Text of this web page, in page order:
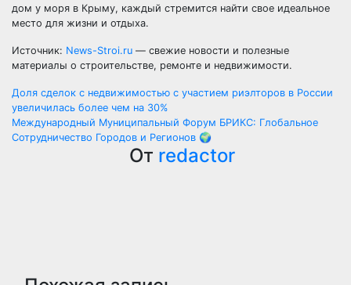
дом у моря в Крыму, каждый стремится найти свое идеальное
место для жизни и отдыха.
Источник: News-Stroi.ru — свежие новости и полезные
материалы о строительстве, ремонте и недвижимости.
Навигация
по
Доля сделок с недвижимостью с участием риэлторов в России
увеличилась более чем на 30%
Международный Муниципальный Форум БРИКС: Глобальное
Сотрудничество Городов и Регионов 🌍
От redactor